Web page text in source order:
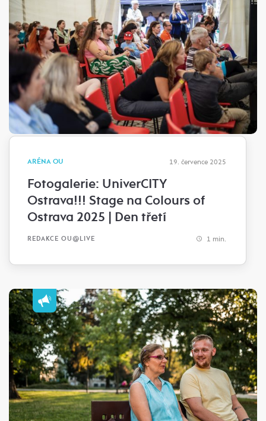
ARÉNA OU 19. července 2025
Fotogalerie: UniverCITY
Ostrava!!! Stage na Colours of
Ostrava 2025 | Den třetí
REDAKCE OU@LIVE 1 min.